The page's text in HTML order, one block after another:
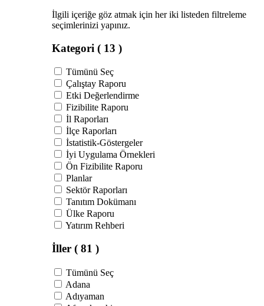
İlgili içeriğe göz atmak için her iki listeden filtreleme
seçimlerinizi yapınız.
Kategori ( 13 )
Tümünü Seç
Çalıştay Raporu
Etki Değerlendirme
Fizibilite Raporu
İl Raporları
İlçe Raporları
İstatistik-Göstergeler
İyi Uygulama Örnekleri
Ön Fizibilite Raporu
Planlar
Sektör Raporları
Tanıtım Dokümanı
Ülke Raporu
Yatırım Rehberi
İller ( 81 )
Tümünü Seç
Adana
Adıyaman